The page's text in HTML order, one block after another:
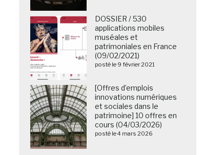
DOSSIER / 530
applications mobiles
muséales et
patrimoniales en France
(09/02/2021)
posté le 9 février 2021
[Offres d’emplois
innovations numériques
et sociales dans le
patrimoine] 10 offres en
cours (04/03/2026)
posté le 4 mars 2026